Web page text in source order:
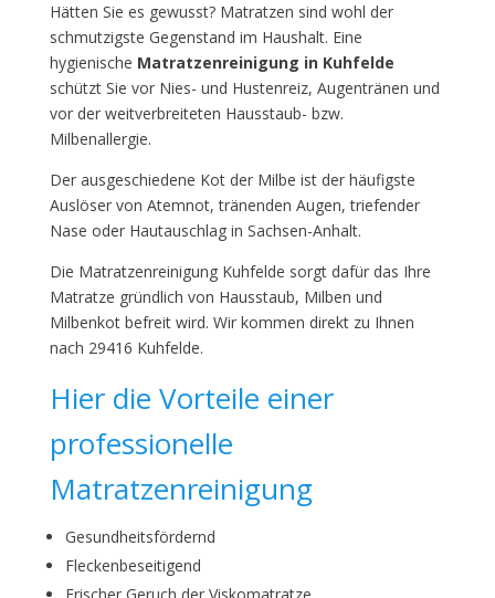
Hätten Sie es gewusst? Matratzen sind wohl der
schmutzigste Gegenstand im Haushalt. Eine
hygienische Matratzenreinigung in Kuhfelde
schützt Sie vor Nies- und Hustenreiz, Augentränen und
vor der weitverbreiteten Hausstaub- bzw.
Milbenallergie.
Der ausgeschiedene Kot der Milbe ist der häufigste
Auslöser von Atemnot, tränenden Augen, triefender
Nase oder Hautauschlag in Sachsen-Anhalt.
Die Matratzenreinigung Kuhfelde sorgt dafür das Ihre
Matratze gründlich von Hausstaub, Milben und
Milbenkot befreit wird. Wir kommen direkt zu Ihnen
nach 29416 Kuhfelde.
Hier die Vorteile einer
professionelle
Matratzenreinigung
Gesundheitsfördernd
Fleckenbeseitigend